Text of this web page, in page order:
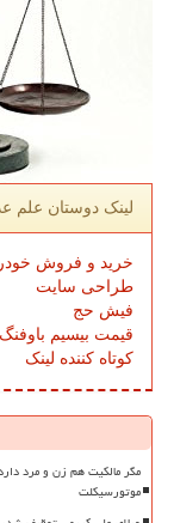
لینک دوستان علم
خرید و فروش
طراحی سایت
فیش حج
قیمت بیسیم باوفنگ
کوتاه کننده لینک
مگر مالکیت هم زن و مرد
موتورسیکلت